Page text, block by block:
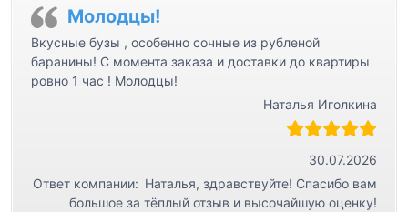
Молодцы!
Вкусные бузы , особенно сочные из рубленой
баранины! С момента заказа и доставки до квартиры
ровно 1 час ! Молодцы!
Наталья Иголкина
30.07.2026
Ответ компании: Наталья, здравствуйте! Спасибо вам
большое за тёплый отзыв и высочайшую оценку!